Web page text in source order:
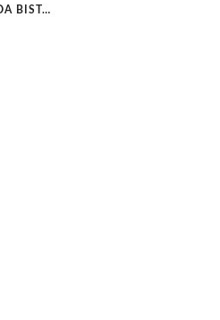
BIST…